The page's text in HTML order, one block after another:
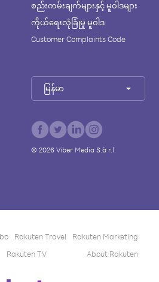
စည်းကမ်းချက်များနှင့် မူဝါဒများ
ကိုယ်ရေးလုံခြုံမှု မူဝါဒ
Customer Complaints Code
မြန်မာ
© 2026Viber Media S.à r.l.
Rakuten Travel
Rakuten Marketing
Rakuten TV About Rakuten